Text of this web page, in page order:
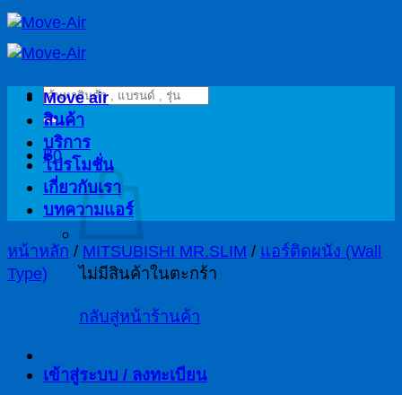
ข้าม
ไป
เนื้อหาค้นหา:
฿0
ไม่มีสินค้าในตะกร้า
กลับสู่หน้าร้านค้า
เข้าสู่ระบบ / ลงทะเบียน
Move air
สินค้า
บริการ
โปรโมชั่น
เกี่ยวกับเรา
บทความแอร์
หน้าหลัก / MITSUBISHI MR.SLIM / แอร์ติดผนัง (Wall
Type)